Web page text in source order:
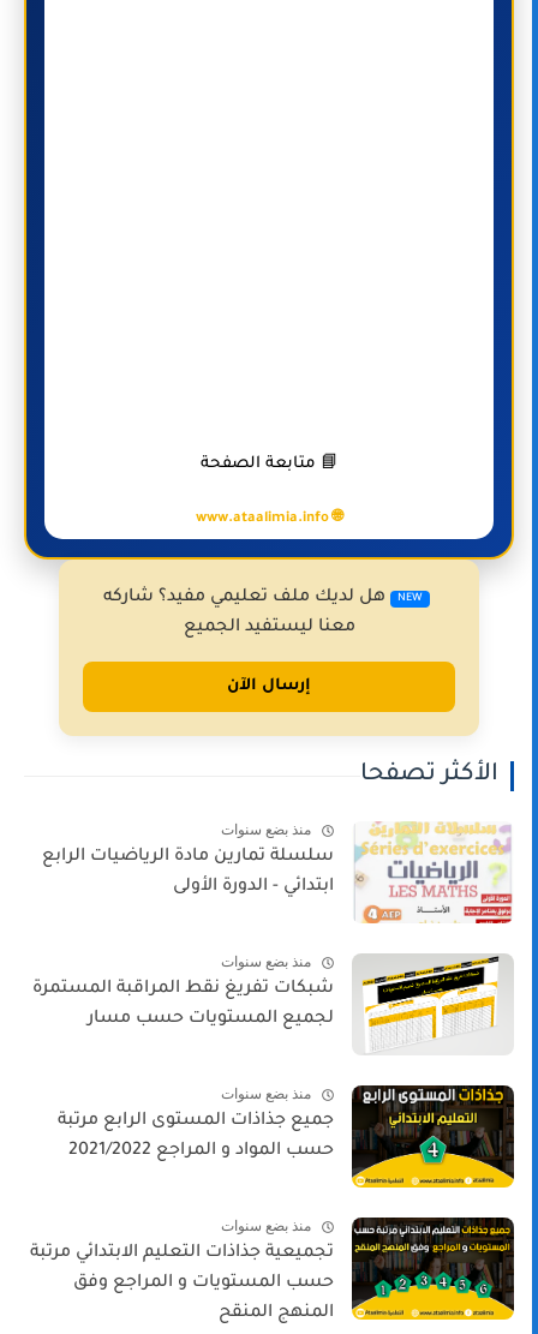
📘 متابعة الصفحة
🌐 www.ataalimia.info
NEW
هل لديك ملف تعليمي مفيد؟ شاركه
معنا ليستفيد الجميع
إرسال الآن
الأكثر تصفحا
منذ بضع سنوات
سلسلة تمارين مادة الرياضيات الرابع
ابتدائي - الدورة الأولى
منذ بضع سنوات
شبكات تفريغ نقط المراقبة المستمرة
لجميع المستويات حسب مسار
منذ بضع سنوات
جميع جذاذات المستوى الرابع مرتبة
حسب المواد و المراجع 2021/2022
منذ بضع سنوات
تجميعية جذاذات التعليم الابتدائي مرتبة
حسب المستويات و المراجع وفق
المنهج المنقح